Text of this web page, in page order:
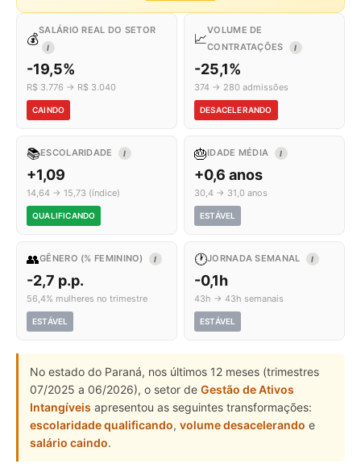
💰
SALÁRIO REAL DO SETOR
I
-19,5%
R$ 3.776 → R$ 3.040
CAINDO
📈
VOLUME DE
CONTRATAÇÕES
I
-25,1%
374 → 280 admissões
DESACELERANDO
📚ESCOLARIDADE I
+1,09
14,64 → 15,73 (índice)
QUALIFICANDO
🎂IDADE MÉDIA I
+0,6 anos
30,4 → 31,0 anos
ESTÁVEL
👥GÊNERO (% FEMININO) I
-2,7 p.p.
56,4% mulheres no trimestre
ESTÁVEL
🕐JORNADA SEMANAL I
-0,1h
43h → 43h semanais
ESTÁVEL
No estado do Paraná, nos últimos 12 meses (trimestres
07/2025 a 06/2026), o setor de Gestão de Ativos
Intangíveis apresentou as seguintes transformações:
escolaridade qualificando, volume desacelerando e
salário caindo.